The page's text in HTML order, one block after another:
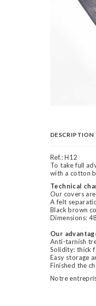
DESCRIPTION
Ref.:H12
To take full
with a cotton
Technical
Our covers
A felt
Black brown
Dimensions:
Our
Anti-tarnish
Solidity: thick
Easy storage
Finished the
Notre